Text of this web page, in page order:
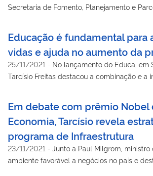
Secretaria de Fomento, Planejamento e
Educação é fundamental para
vidas e ajuda no aumento da
25/11/2021 - No lançamento do Educa, em
Tarcísio Freitas destacou a combinação e a
Em debate com prêmio Nobel
Economia, Tarcísio revela
programa de Infraestrutura
23/11/2021 - Junto a Paul Milgrom, ministro
ambiente favorável a negócios no país e